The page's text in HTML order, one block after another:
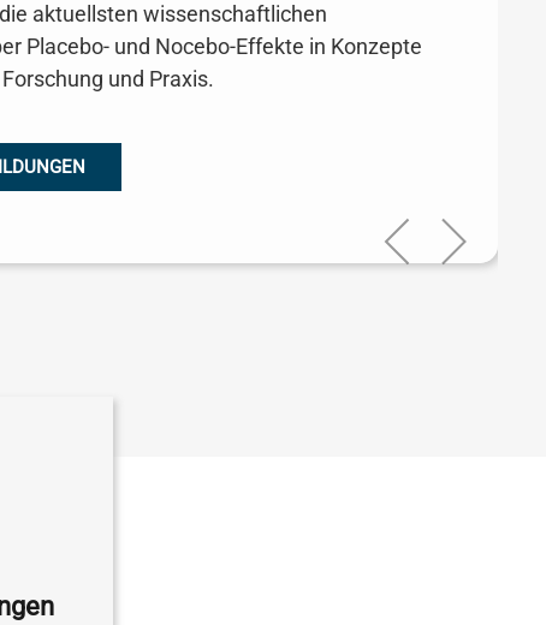
aktuellsten wissenschaftlichen
Placebo- und Nocebo-Effekte in Konzepte
und Praxis.